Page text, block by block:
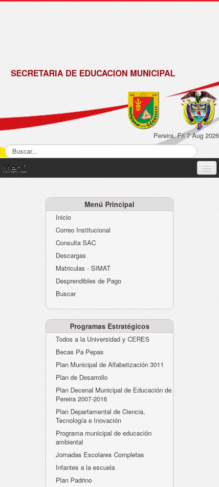
SECRETARIA DE EDUCACION MUNICIPAL
Pereira, Fri 7 Aug 2026
Menú
Atención al Ciudadano
Instituciones Educativas
Despacho Secretaría
Evaluación desempeño
Humano-Cesantías
Menú Principal
Inicio
Correo Institucional
Consulta SAC
Descargas
Matriculas - SIMAT
Desprendibles de Pago
Buscar
Programas Estratégicos
Todos a la Universidad y CERES
Becas Pa Pepas
Plan Municipal de Alfabetización 3011
Plan de Desarrollo
Plan Decenal Municipal de Educación de
Pereira 2007-2016
Plan Departamental de Ciencia,
Tecnología e Inovación
Programa municipal de educación
ambiental
Jornadas Escolares Completas
Infantes a la escuela
Plan Padrino
de